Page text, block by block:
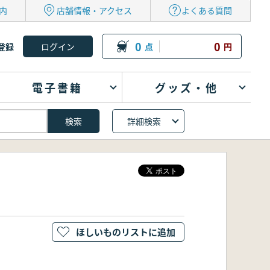
店舗情報・アクセス よくある質問
録 0 点 0 円
電子書籍 グッズ・他
詳細検索
ほしいものリストに追加